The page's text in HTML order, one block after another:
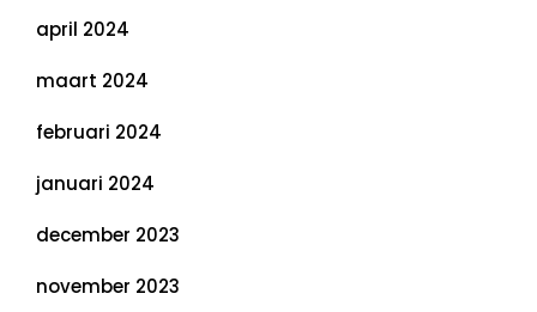
april 2024
maart 2024
februari 2024
januari 2024
december 2023
november 2023